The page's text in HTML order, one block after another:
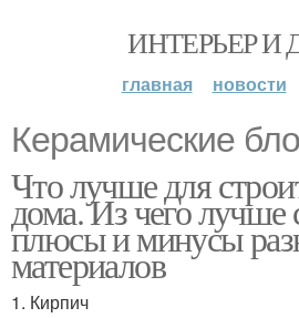
ИНТЕРЬЕР И
главная новости
Керамические
Что лучше для
дома. Из чего лучше
плюсы и минусы
материалов
1. Кирпич